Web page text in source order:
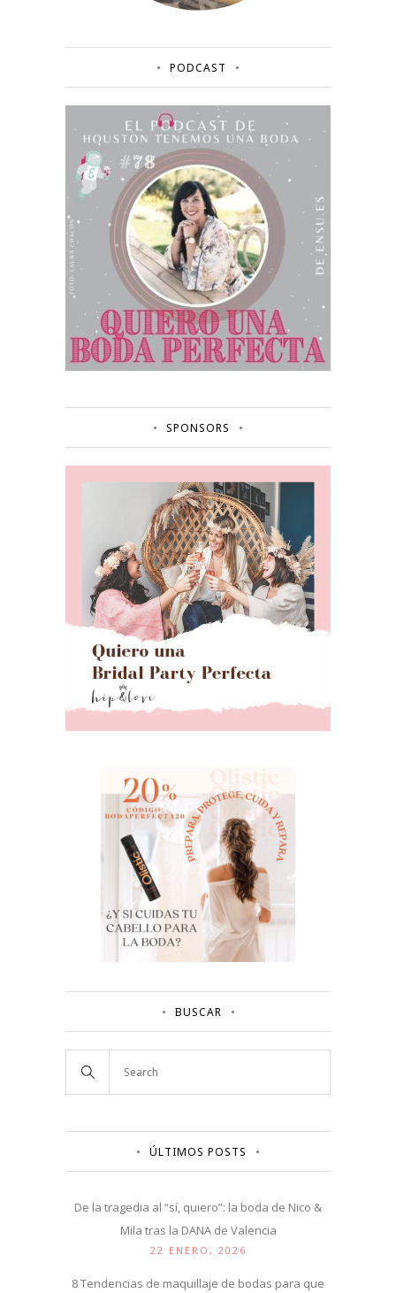
PODCAST
SPONSORS
BUSCAR
ÚLTIMOS POSTS
De la tragedia al “sí, quiero”: la boda de Nico &
Mila tras la DANA de Valencia
22 ENERO, 2026
8 Tendencias de maquillaje de bodas para que